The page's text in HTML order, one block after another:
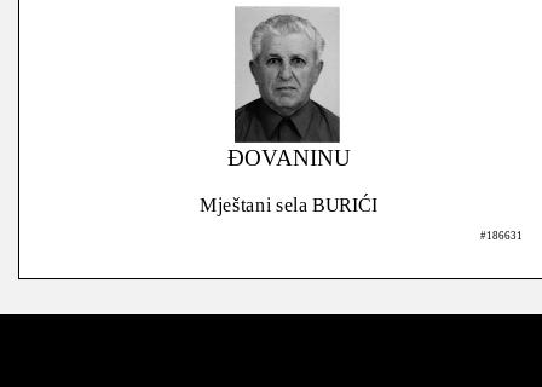
ĐOVANINU
Mještani sela BURIĆI
#186631